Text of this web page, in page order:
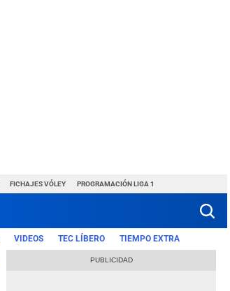
FICHAJES VÓLEY PROGRAMACIÓN LIGA 1
VIDEOS TEC LÍBERO TIEMPO EXTRA